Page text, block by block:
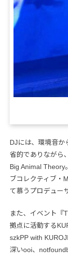
DJには、環境音か
省的でありながら
Big Animal Theory
ブコレクティブ・
て慕うプロデュー
また、イベント『
拠点に活動する
szkPP with
深いooi、